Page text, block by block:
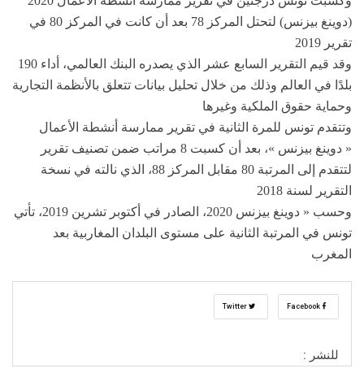
(دوينغ بيزنس) لتحتل المركز 78 بعد أن كانت في المركز 80 في
تقرير 2019
وقد قيم التقرير السابع عشر الذي يصدره البنك العالمي، أداء 190
بلدًا في العالم وذلك من خلال تحليل بيانات تتعلق بالأنظمة التجارية
وحماية حقوق الملكية وغيرها
وتتقدم تونس للمرة الثانية في تقرير ممارسة أنشطة الأعمال
« دوينغ بيزنس »، بعد أن كسبت 8 مراتب ضمن تصنيف تقرير
لتتقدم إلى المرتبة 80 مقابل المركز 88، الذي نالته في نسخة
التقرير لسنة 2018
وحسب « دوينغ بيزنس 2020، الصادر في أكتوبر تشرين 2019، تأتي
تونس في المرتبة الثانية على مستوى البلدان المغاربية بعد
المغرب
للنشر :